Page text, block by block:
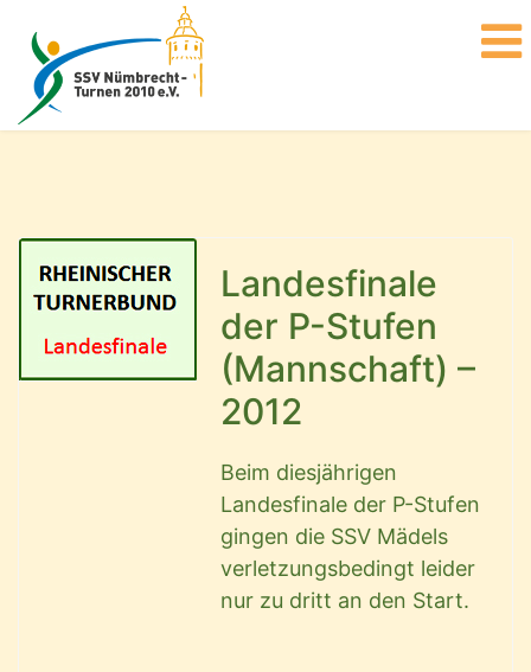
Landesfinale
der P-Stufen
(Mannschaft) –
2012
Beim diesjährigen
Landesfinale der P-Stufen
gingen die SSV Mädels
verletzungsbedingt leider
nur zu dritt an den Start.